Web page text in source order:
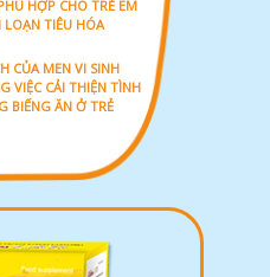
HỢP CHO TRẺ EM
LOẠN TIÊU HÓA
CỦA MEN VI SINH
VIỆC CẢI THIỆN TÌNH
BIẾNG ĂN Ở TRẺ